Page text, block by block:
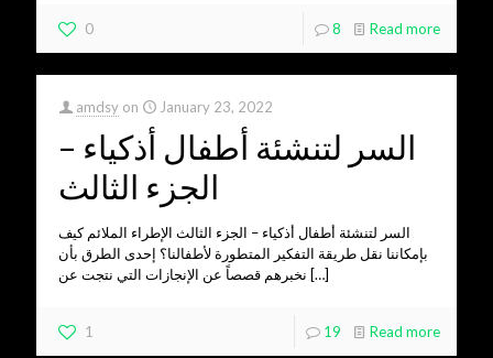
0 8 Read more
amdsy on January 23, 2022
السر لتنشئة أطفال أذكياء –
الجزء الثالث
السر لتنشئة أطفال أذكياء – الجزء الثالث الإطراء الملائم كيف
بإمكاننا نقل طريقة التفكير المتطورة لأطفالنا؟ إحدى الطرق بأن
نخبرهم قصصاً عن الإنجازات التي نتجت عن […]
1 19 Read more